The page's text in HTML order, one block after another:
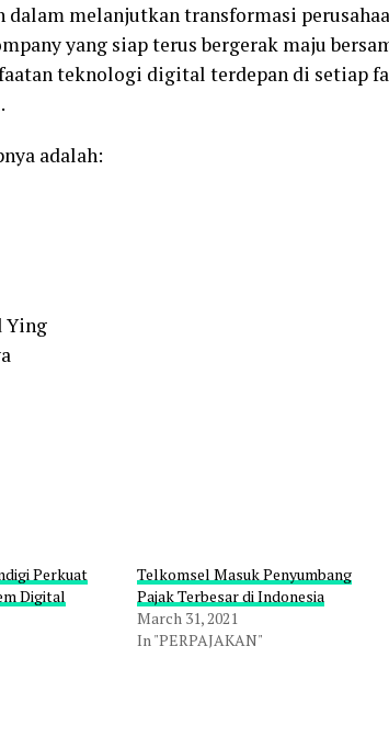
melanjutkan transformasi
yang siap terus bergerak maju
teknologi digital terdepan di setiap
adalah:
Ying
Perkuat
Digital
Telkomsel Masuk Penyumbang
Pajak Terbesar di Indonesia
March 31, 2021
In "PERPAJAKAN"